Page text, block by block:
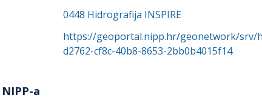
0448 Hidrografija INSPIRE
https://geoportal.nipp.hr/geonetwork/srv/
d2762-cf8c-40b8-8653-2bb0b4015f14
a